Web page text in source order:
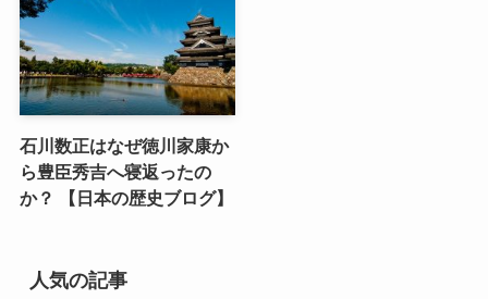
石川数正はなぜ徳川家康か
ら豊臣秀吉へ寝返ったの
か？ 【日本の歴史ブログ】
人気の記事